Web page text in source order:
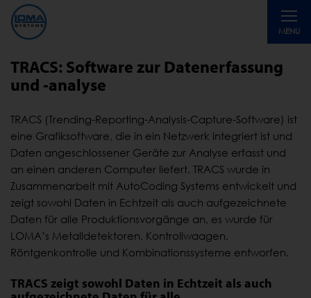
MENU
Toggle
TRACS: Software zur Datenerfassung
und -analyse
TRACS (Trending-Reporting-Analysis-Capture-Software) ist
eine Grafiksoftware, die in ein Netzwerk integriert ist und
Daten angeschlossener Geräte zur Analyse erfasst und
an einen anderen Computer liefert. TRACS wurde in
Zusammenarbeit mit AutoCoding Systems entwickelt und
zeigt sowohl Daten in Echtzeit als auch aufgezeichnete
Daten für alle Produktionsvorgänge an, es wurde für
LOMA’s Metalldetektoren, Kontrollwaagen,
Röntgenkontrolle und Kombinationssysteme entworfen.
TRACS zeigt sowohl Daten in Echtzeit als auch